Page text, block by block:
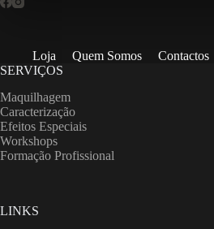
Loja Quem Somos Contactos
SERVIÇOS
Maquilhagem
Caracterização
Efeitos Especiais
Workshops
Formação Profissional
LINKS